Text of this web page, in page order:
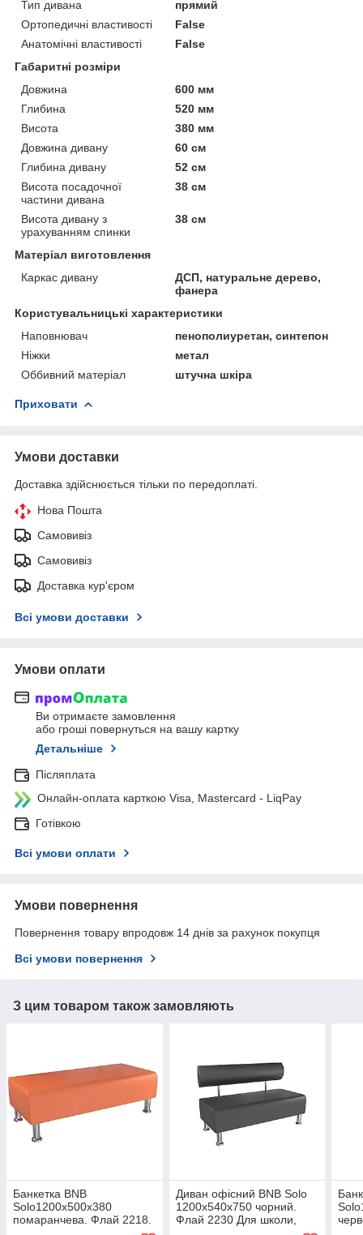
Тип дивана
прямий
Ортопедичні властивості
False
Анатомічні властивості
False
Габаритні розміри
Довжина
600 мм
Глибина
520 мм
Висота
380 мм
Довжина дивану
60 см
Глибина дивану
52 см
Висота посадочної
частини дивана
38 см
Висота дивану з
урахуванням спинки
38 см
Матеріал виготовлення
Каркас дивану
ДСП, натуральне дерево,
фанера
Користувальницькі характеристики
Наповнювач
пенополиуретан, синтепон
Ніжки
метал
Оббивний матеріал
штучна шкіра
Приховати
Умови доставки
Доставка здійснюється тільки по передоплаті.
Нова Пошта
Самовивіз
Самовивіз
Доставка кур'єром
Всі умови доставки
Умови оплати
Ви отримаєте замовлення
або гроші повернуться на вашу картку
Детальніше
Післяплата
Онлайн-оплата карткою Visa, Mastercard - LiqPay
Готівкою
Всі умови оплати
Умови повернення
Повернення товару впродовж 14 днів за рахунок покупця
Всі умови повернення
З цим товаром також замовляють
Банкетка BNB
Solo1200x500x380
помаранчева. Флай 2218.
Диван офісний BNB Solo
1200x540x750 чорний.
Флай 2230 Для школи,